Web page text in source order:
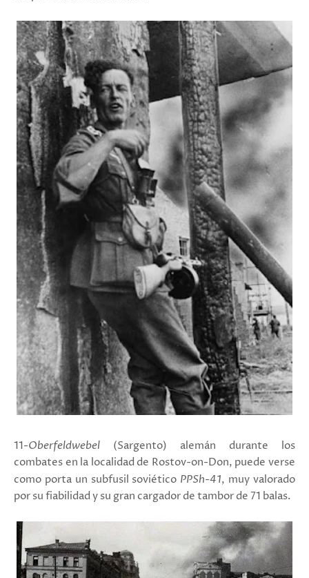
11-Oberfeldwebel (Sargento) alemán durante los
combates en la localidad de Rostov-on-Don, puede verse
como porta un subfusil soviético PPSh-41, muy valorado
por su fiabilidad y su gran cargador de tambor de 71 balas.